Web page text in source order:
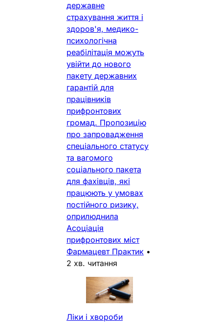
державне
страхування життя і
здоров'я, медико-
психологічна
реабілітація можуть
увійти до нового
пакету державних
гарантій для
працівників
прифронтових
громад. Пропозицію
про запровадження
спеціального статусу
та вагомого
соціального пакета
для фахівців, які
працюють у умовах
постійного ризику,
оприлюднила
Асоціація
прифронтових міст
Фармацевт Практик •
2 хв. читання
Ліки і хвороби